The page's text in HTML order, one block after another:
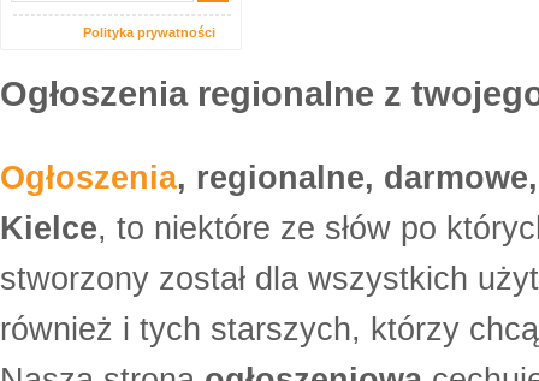
Polityka prywatności
Ogłoszenia regionalne z
Ogłoszenia, regionalne,
Kielce, to niektóre ze słów po
stworzony został dla wszystkich
również i tych starszych, którzy